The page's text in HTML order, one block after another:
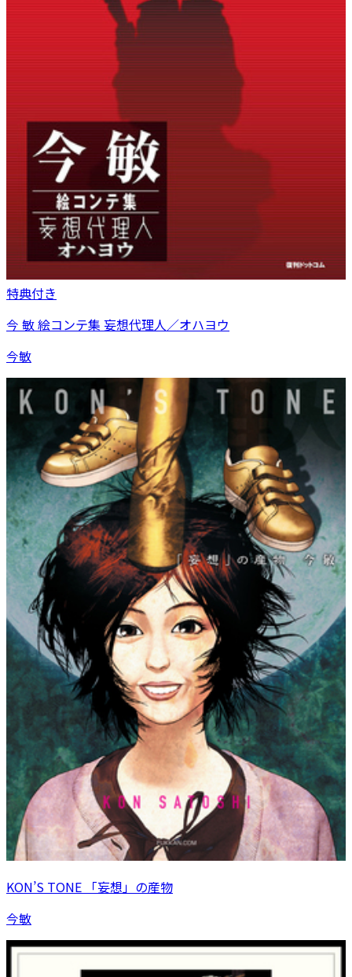
特典付き
今 敏 絵コンテ集 妄想代理人／オハヨウ
今敏
KON’S TONE 「妄想」の産物
今敏